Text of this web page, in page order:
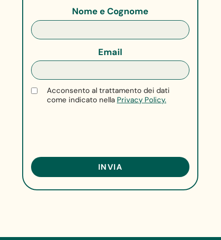
Nome e Cognome
Email
Acconsento al trattamento dei dati
come indicato nella Privacy Policy.